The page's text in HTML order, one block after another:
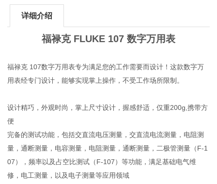
详细介绍
福禄克 FLUKE 107 数字万用表
福禄克 107数字万用表专为满足您的工作需要而设计！这款数字万
用表经专门设计，能够实现掌上操作，不受工作场所限制。
设计精巧，外观时尚，掌上尺寸设计，握感舒适，仅重200g,携带方
便
完备的测试功能，包括交直流电压测量，交直流电流测量，电阻测
量，通断测量，电容测量，电阻测量，通断测量，二极管测量（F-1
07），频率以及占空比测试（F-107）等功能，满足基础电气维
修，电工测量，以及电子测量等应用领域